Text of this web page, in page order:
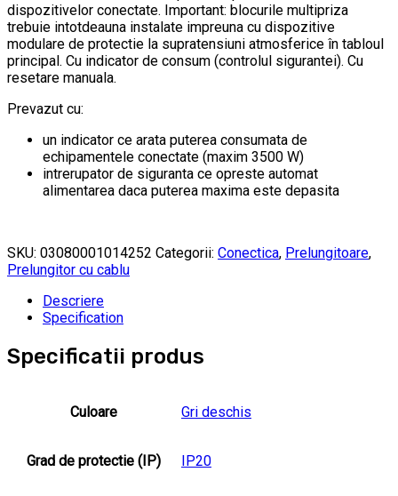
dispozitivelor conectate. Important: blocurile multipriza
trebuie intotdeauna instalate impreuna cu dispozitive
modulare de protectie la supratensiuni atmosferice în tabloul
principal. Cu indicator de consum (controlul sigurantei). Cu
resetare manuala.
Prevazut cu:
un indicator ce arata puterea consumata de
echipamentele conectate (maxim 3500 W)
intrerupator de siguranta ce opreste automat
alimentarea daca puterea maxima este depasita
SKU: 03080001014252 Categorii: Conectica, Prelungitoare,
Prelungitor cu cablu
Descriere
Specification
Specificatii produs
Culoare Gri deschis
Grad de protectie (IP) IP20